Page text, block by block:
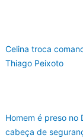
Celina troca
Thiago Peixoto
Homem é preso no
cabeça de